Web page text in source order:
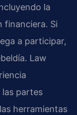
la
financiera. Si
a participar,
Law
las partes
herramientas